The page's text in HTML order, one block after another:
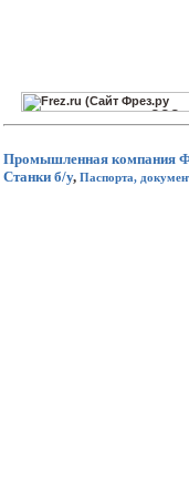
Промышленная компания
Станки б/у, Паспорта,